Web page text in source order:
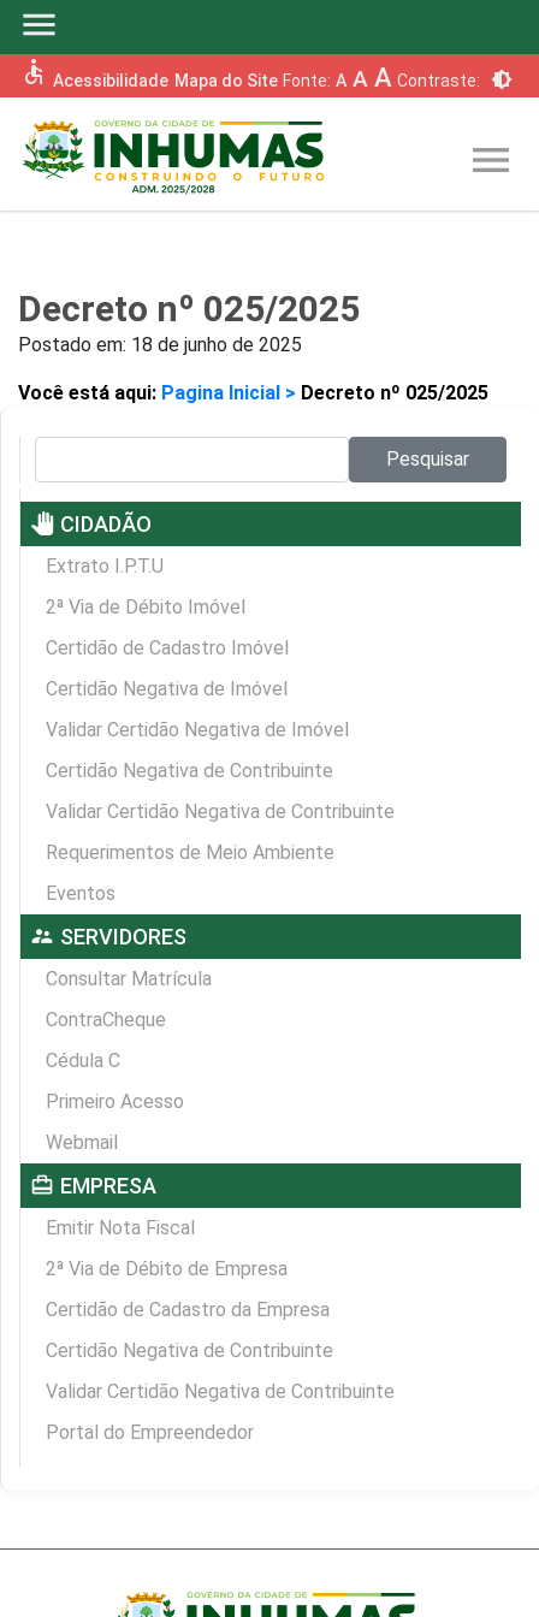
menu
accessible Acessibilidade Mapa do Site Fonte: A A A Contraste: brightness_6
menu
Decreto nº 025/2025
Postado em: 18 de junho de 2025
Você está aqui: Pagina Inicial > Decreto nº 025/2025
Pesquisar
pan_tool CIDADÃO
Extrato I.P.T.U
2ª Via de Débito Imóvel
Certidão de Cadastro Imóvel
Certidão Negativa de Imóvel
Validar Certidão Negativa de Imóvel
Certidão Negativa de Contribuinte
Validar Certidão Negativa de Contribuinte
Requerimentos de Meio Ambiente
Eventos
supervisor_account SERVIDORES
Consultar Matrícula
ContraCheque
Cédula C
Primeiro Acesso
Webmail
card_travel EMPRESA
Emitir Nota Fiscal
2ª Via de Débito de Empresa
Certidão de Cadastro da Empresa
Certidão Negativa de Contribuinte
Validar Certidão Negativa de Contribuinte
Portal do Empreendedor